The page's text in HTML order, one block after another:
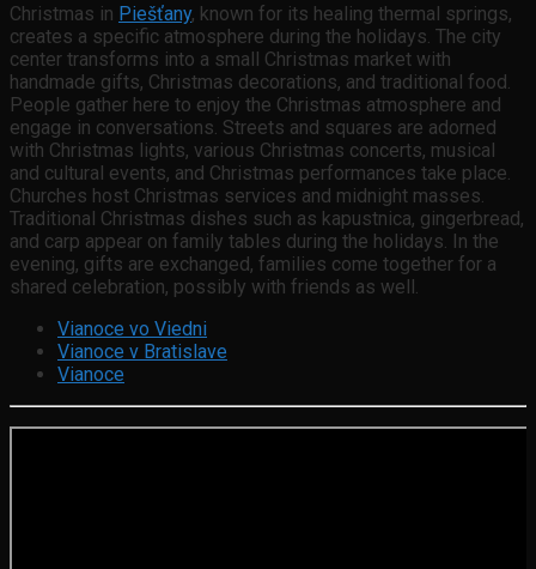
Christmas in Piešťany, known for its healing thermal springs,
creates a specific atmosphere during the holidays. The city
center transforms into a small Christmas market with
handmade gifts, Christmas decorations, and traditional food.
People gather here to enjoy the Christmas atmosphere and
engage in conversations. Streets and squares are adorned
with Christmas lights, various Christmas concerts, musical
and cultural events, and Christmas performances take place.
Churches host Christmas services and midnight masses.
Traditional Christmas dishes such as kapustnica, gingerbread,
and carp appear on family tables during the holidays. In the
evening, gifts are exchanged, families come together for a
shared celebration, possibly with friends as well.
Vianoce vo Viedni
Vianoce v Bratislave
Vianoce